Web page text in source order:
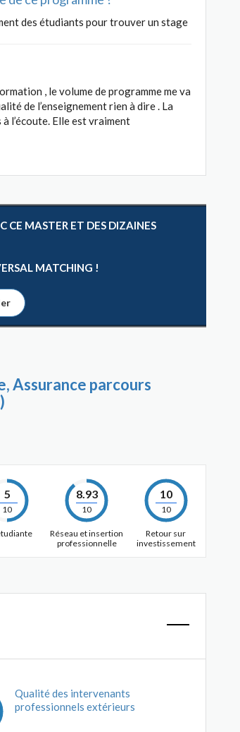
des étudiants pour trouver un stage
, le volume de programme me va
de l’enseignement rien à dire . La
l’écoute. Elle est vraiment
CE MASTER ET DES DIZAINES
MATCHING !
Assurance parcours
5
10
8.93
10
Réseau et insertion
professionnelle
10
10
Retour sur
investissement
Qualité des intervenants
professionnels extérieurs